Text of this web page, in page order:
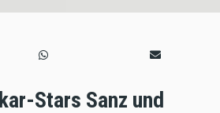
Stars Sanz und